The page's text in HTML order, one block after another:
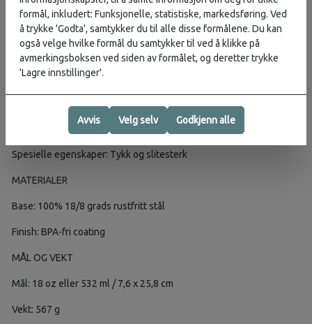
spesielt godt til rask rehydrering av kald drikke. Termoflasken kan
trygt vaskes i oppvaskmaskin, gjerne i øverste hylle.
EGENSKAPER
Varenavn: YETI Rambler 18 oz (532 ml)
Aktivitet: Tur, Fjelltur, Hverdag
Spesielle egenskaper: Tykk og slitesterk
MATERIALER
Base: 100% 18/8 grads rustfritt stål
Finish: BPA-fri coating
MÅL OG VEKT
Mål: 18 oz eller 532 ml / 7,6 x 25,8 cm
Vekt: 567 g
formål, inkludert: Funksjonelle, statistiske, markedsføring. Ved
å trykke 'Godta', samtykker du til alle disse formålene. Du kan
også velge hvilke formål du samtykker til ved å klikke på
avmerkingsboksen ved siden av formålet, og deretter trykke
'Lagre innstillinger'.
Avvis Velg selv Godkjenn alle